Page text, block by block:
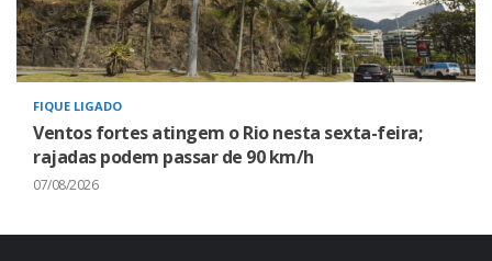
FIQUE LIGADO
Ventos fortes atingem o Rio nesta sexta-feira;
rajadas podem passar de 90 km/h
07/08/2026